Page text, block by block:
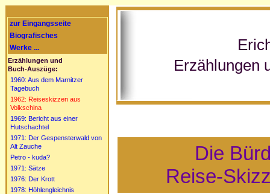
zur Eingangsseite
Biografisches
Werke ...
Erzählungen und
Buch-Auszüge:
1960: Aus dem Marnitzer
Tagebuch
1962: Reiseskizzen aus
Volkschina
1969: Bericht aus einer
Hutschachtel
1971: Der Gespensterwald von
Alt Zauche
Petro - kuda?
1971: Sätze
1976: Der Krott
1978: Höhlengleichnis
Erzählungen
Die
Reise-